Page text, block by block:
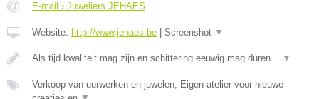
E-mail › Juweliers JEHAES
Website: http://www.jehaes.be Screenshot ▼
Als tijd kwaliteit mag zijn en schittering eeuwig mag duren... ▼
Verkoop van uurwerken en juwelen, Eigen atelier voor nieuwe